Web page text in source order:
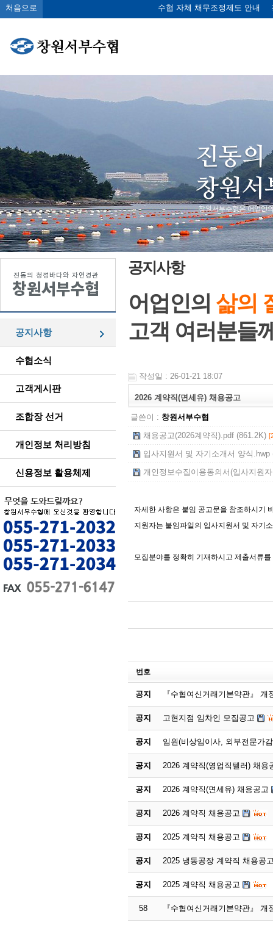
처음으로 수협 자체 채무조정제도 안내
공지사항
수협소식
고객게시판
조합장 선거
개인정보 처리방침
신용정보 활용체제
공지사항
어업인의 삶의
고객 여러분들
작성일 : 26-01-21 18:07
2026 계약직(면세유) 채용공고
글쓴이 : 창원서부수협
채용공고(2026계약직).pdf (861.2K)
입사지원서 및 자기소개서 양식.hwp
개인정보수집이용동의서(입사지원
자세한 사항은 붙임 공고문을 참조하시기
지원자는 붙임파일의 입사지원서 및 자기
모집분야를 정확히 기재하시고 제출서류
번호
공지 『수협여신거래기본약관』 개
공지 고현지점 임차인 모집공고
공지 임원(비상임이사, 외부전문가
공지 2026 계약직(영업직텔러) 채용
공지 2026 계약직(면세유) 채용공고
공지 2026 계약직 채용공고
공지 2025 계약직 채용공고
공지 2025 냉동공장 계약직 채용공
공지 2025 계약직 채용공고
58 『수협여신거래기본약관』 개